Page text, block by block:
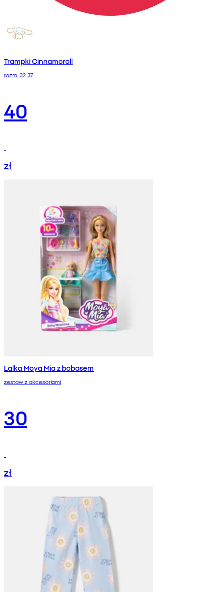
Trampki Cinnamoroll
rozm. 32-37
40
zł
Lalka Moya Mia z bobasem
zestaw z akcesoriami
30
zł